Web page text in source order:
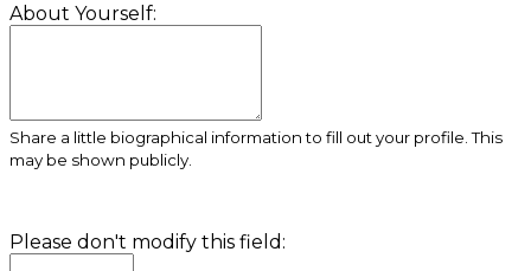
About Yourself:
Share a little biographical information to fill out your profile. This
may be shown publicly.
Please don't modify this field: